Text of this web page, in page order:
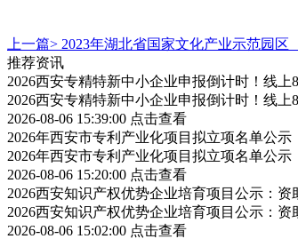
上一篇> 2023年湖北省国家文化产业示范园
推荐资讯
2026西安专精特新中小企业申报倒计时！线
2026西安专精特新中小企业申报倒计时！线
2026-08-06 15:39:00 点击查看
2026年西安市专利产业化项目拟立项名单公
2026年西安市专利产业化项目拟立项名单公
2026-08-06 15:20:00 点击查看
2026西安知识产权优势企业培育项目公示：
2026西安知识产权优势企业培育项目公示：
2026-08-06 15:02:00 点击查看